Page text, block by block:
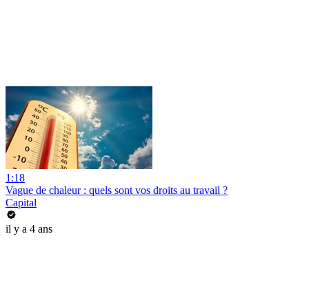
1:18
Vague de chaleur : quels sont vos droits au travail ?
Capital
il y a 4 ans